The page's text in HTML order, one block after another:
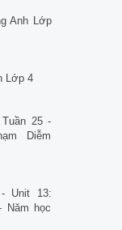
Anh Lớp
Lớp 4
25 -
Diễm
Unit 13:
Năm học